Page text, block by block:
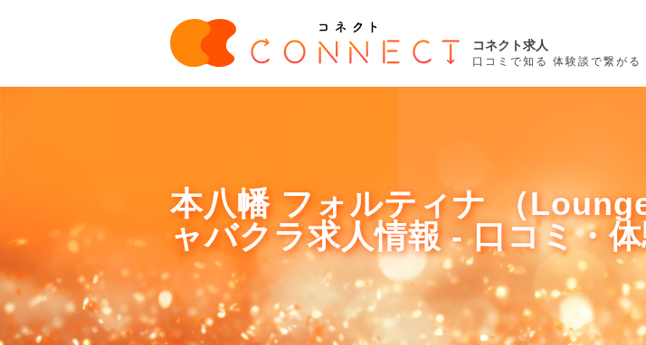
コネクト求人
口コミで知る 体験談で繋がる
本八幡 フォルティナ （
ャバクラ求人情報 - 口コミ・